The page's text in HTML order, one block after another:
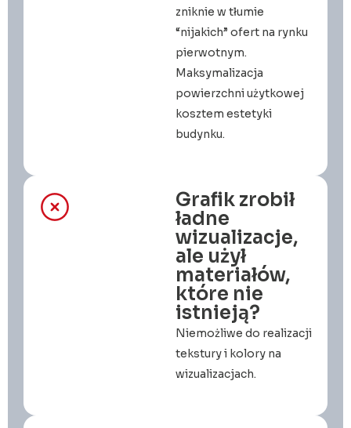
zniknie w tłumie
“nijakich” ofert na rynku
pierwotnym.
Maksymalizacja
powierzchni użytkowej
kosztem estetyki
budynku.
Grafik zrobił
ładne
wizualizacje,
ale użył
materiałów,
które nie
istnieją?
Niemożliwe do realizacji
tekstury i kolory na
wizualizacjach.